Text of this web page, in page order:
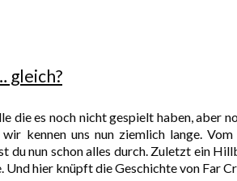
gleich?
die es noch nicht gespielt haben, aber
kennen uns nun ziemlich lange.
du nun schon alles durch. Zuletzt ein
Und hier knüpft die Geschichte von Far